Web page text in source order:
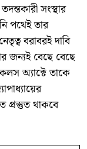
সংস্থার
পথেই তার
বরাবরই দাবি
জন্যই বেছে বেছে
অ্যাক্টে তাকে
থাকবে